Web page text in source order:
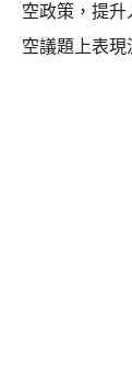
空政策，提
空議題上表現